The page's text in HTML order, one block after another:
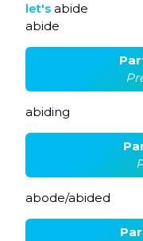
let's abide
abide
abiding
abode/abided